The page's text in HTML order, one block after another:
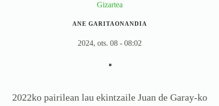
Gizartea
ANE GARITAONANDIA
2024, ots. 08 - 08:02
2022ko pairilean lau ekintzaile Juan de Garay-ko